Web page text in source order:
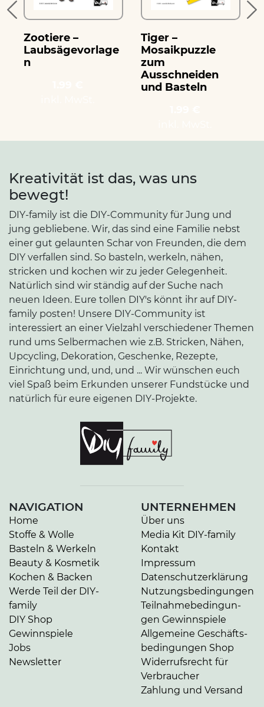
Zootiere –
Laubsägevorlage
n
Tiger –
Mosaikpuzzle
zum
Ausschneiden
und Basteln
Kreativität ist das, was uns
bewegt!
DIY-family ist die DIY-Community für Jung und
jung gebliebene. Wir, das sind eine Familie nebst
einer gut gelaunten Schar von Freunden, die dem
DIY verfallen sind. So basteln, werkeln, nähen,
stricken und kochen wir zu jeder Gelegenheit.
Natürlich sind wir ständig auf der Suche nach
neuen Ideen. Eure tollen DIY's könnt ihr auf DIY-
family posten! Unsere DIY-Community ist
interessiert an einer Vielzahl verschiedener Themen
rund ums Selbermachen wie z.B. Stricken, Nähen,
Upcycling, Dekoration, Geschenke, Rezepte,
Einrichtung und, und, und ... Wir wünschen euch
viel Spaß beim Erkunden unserer Fundstücke und
natürlich für eure eigenen DIY-Projekte.
NAVIGATION
Home
Stoffe & Wolle
Basteln & Werkeln
Beauty & Kosmetik
Kochen & Backen
Werde Teil der DIY-
family
DIY Shop
Gewinnspiele
Jobs
Newsletter
UNTERNEHMEN
Über uns
Media Kit DIY-family
Kontakt
Impressum
Da­ten­schutz­er­klä­rung
Nut­zungs­be­din­gun­gen
Teil­nah­me­be­din­gun­
gen Gewinnspiele
Allgemeine Ge­schäfts­
be­din­gun­gen Shop
Widerrufsrecht für
Verbraucher
Zahlung und Versand